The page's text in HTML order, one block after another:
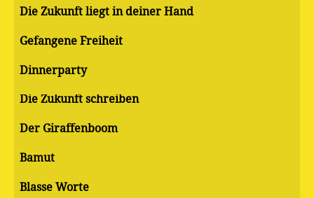
Die Zukunft liegt in deiner Hand
Gefangene Freiheit
Dinnerparty
Die Zukunft schreiben
Der Giraffenboom
Bamut
Blasse Worte